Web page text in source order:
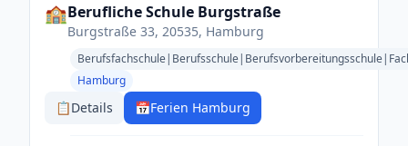
🏫Berufliche Schule Burgstraße
Burgstraße 33, 20535, Hamburg
Hamburg
📋Details 📅Ferien Hamburg